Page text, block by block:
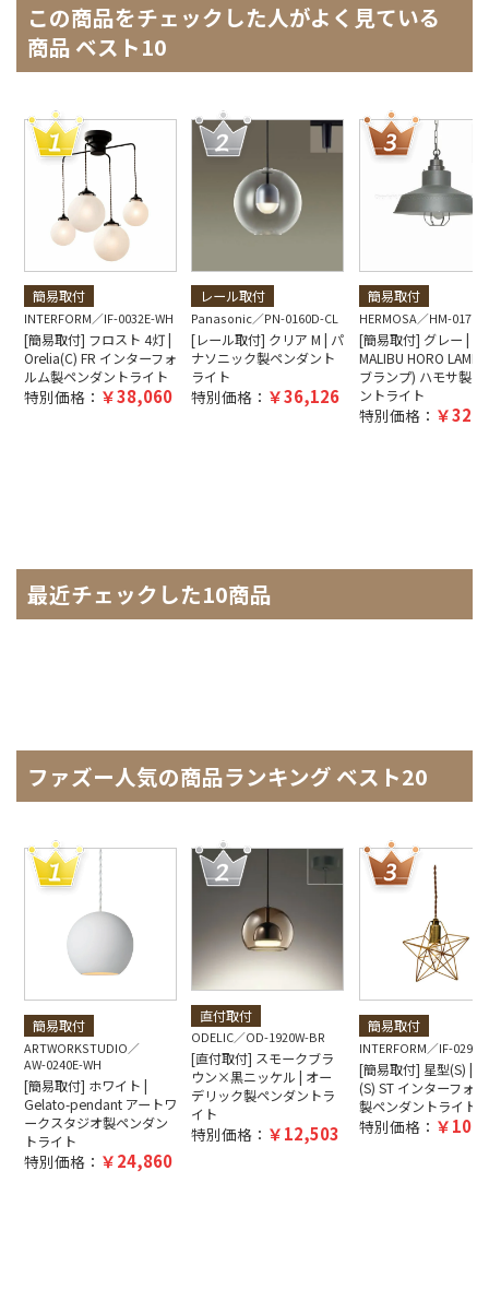
この商品をチェックした人がよく見ている
商品 ベスト10
簡易取付
INTERFORM IF-0032E-WH
[簡易取付] フロスト 4灯 |
Orelia(C) FR インターフォ
ルム製ペンダントライト
特別価格： 38,060
レール取付
Panasonic PN-0160D-CL
[レール取付] クリア M | パ
ナソニック製ペンダント
ライト
特別価格： 36,126
簡易取付
HERMOSA HM-
[簡易取付] グレー |
MALIBU HORO
ブランプ) ハモサ製ペ
ントライト
特別価格：
最近チェックした10商品
ファズー人気の商品ランキング ベスト20
簡易取付
ARTWORKSTUDIO
AW-0240E-WH
[簡易取付] ホワイト |
Gelato-pendant アートワ
ークスタジオ製ペンダン
トライト
特別価格： 24,860
直付取付
ODELIC OD-1920W-BR
[直付取付] スモークブラ
ウン×黒ニッケル | オー
デリック製ペンダントラ
イト
特別価格： 12,503
簡易取付
INTERFORM IF-
[簡易取付] 星型(S) |
(S) ST インターフォ
製ペンダントライト
特別価格：